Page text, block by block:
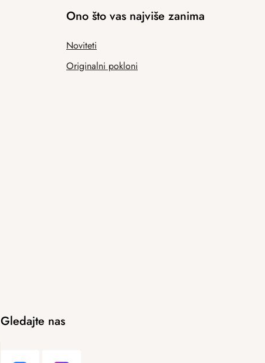
Ono što vas najviše zanima
Noviteti
Originalni pokloni
Gledajte nas